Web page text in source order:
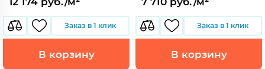
Заказ в 1 клик
В корзину
Заказ в 1 клик
В корзину